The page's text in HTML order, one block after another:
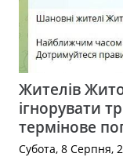
Жителів
ігнорувати
термінове
Субота, 8 Серпня,